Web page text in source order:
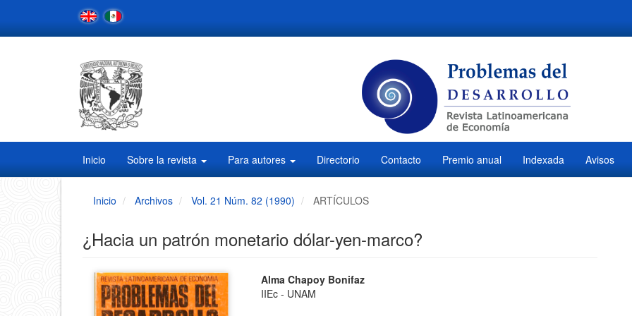
Contenido
Inicio Sobre la revista Para autores Directorio Contacto Premio anual Indexada Avisos
Inicio Archivos Vol. 21 Núm. 82 (1990) ARTÍCULOS
¿Hacia un patrón monetario dólar-yen-marco?
Barra
Contenido
Alma Chapoy Bonifaz
IIEc - UNAM